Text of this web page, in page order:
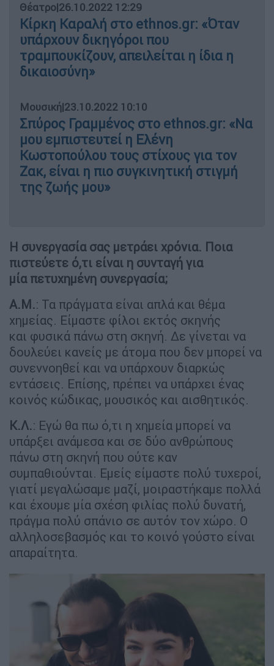
Θέατρο|26.10.2022 12:29
Κίρκη Καραλή στο ethnos.gr: «Όταν
υπάρχουν δικηγόροι που
τραμπουκίζουν, απειλείται η ίδια η
δικαιοσύνη»
Μουσική|23.10.2022 10:10
Σπύρος Γραμμένος στο ethnos.gr: «Να
μου εμπιστευτεί η Ελένη
Κωστοπούλου τους στίχους για τον
Ζακ, είναι η πιο συγκινητική στιγμή
της ζωής μου»
Η συνεργασία σας μετράει χρόνια. Ποια
πιστεύετε ό,τι είναι η συνταγή για
μία πετυχημένη συνεργασία;
Α.Μ.: Τα πράγματα είναι απλά και θέμα
χημείας. Είμαστε φίλοι εκτός σκηνής
και φυσικά πάνω στη σκηνή. Δε γίνεται να
δουλεύει κανείς με άτομα που δεν μπορεί να
συνεννοηθεί και να υπάρχουν διαρκώς
εντάσεις. Επίσης, πρέπει να υπάρχει ένας
κοινός κώδικας, μουσικός και αισθητικός.
Κ.Λ.: Εγώ θα πω ό,τι η χημεία μπορεί να
υπάρξει ανάμεσα και σε δύο ανθρώπους
πάνω στη σκηνή που ούτε καν
συμπαθιούνται. Εμείς είμαστε πολύ τυχεροί,
γιατί μεγαλώσαμε μαζί, μοιραστήκαμε πολλά
και έχουμε μία σχέση φιλίας πολύ δυνατή,
πράγμα πολύ σπάνιο σε αυτόν τον χώρο. Ο
αλληλοσεβασμός και το κοινό γούστο είναι
απαραίτητα.